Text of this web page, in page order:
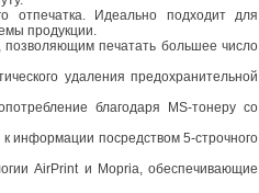
отпечатка. Идеально подходит для
продукции.
печатать большее число
удаления предохранительной
благодаря MS-тонеру со
информации посредством 5-строчного
AirPrint и Mopria, обеспечивающие